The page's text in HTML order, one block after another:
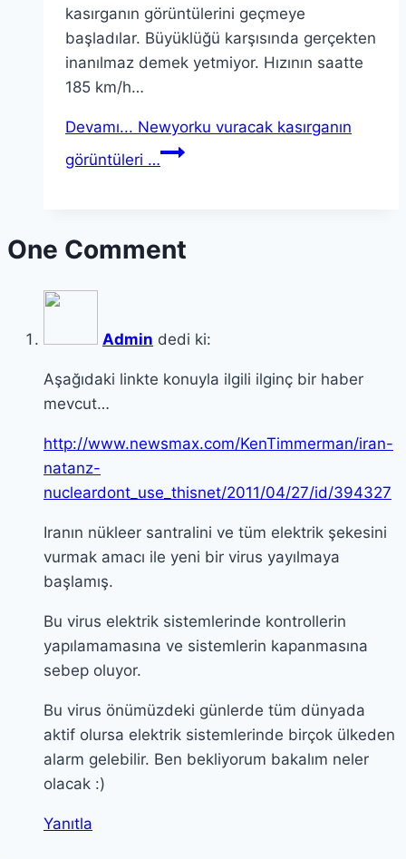
kasırganın görüntülerini geçmeye
başladılar. Büyüklüğü karşısında gerçekten
inanılmaz demek yetmiyor. Hızının saatte
185 km/h…
Devamı... Newyorku vuracak kasırganın
görüntüleri …
One Comment
Admin dedi ki:
Aşağıdaki linkte konuyla ilgili ilginç bir haber
mevcut…
http://www.newsmax.com/KenTimmerman/iran-
natanz-
nucleardont_use_thisnet/2011/04/27/id/394327
Iranın nükleer santralini ve tüm elektrik şekesini
vurmak amacı ile yeni bir virus yayılmaya
başlamış.
Bu virus elektrik sistemlerinde kontrollerin
yapılamamasına ve sistemlerin kapanmasına
sebep oluyor.
Bu virus önümüzdeki günlerde tüm dünyada
aktif olursa elektrik sistemlerinde birçok ülkeden
alarm gelebilir. Ben bekliyorum bakalım neler
olacak :)
Yanıtla